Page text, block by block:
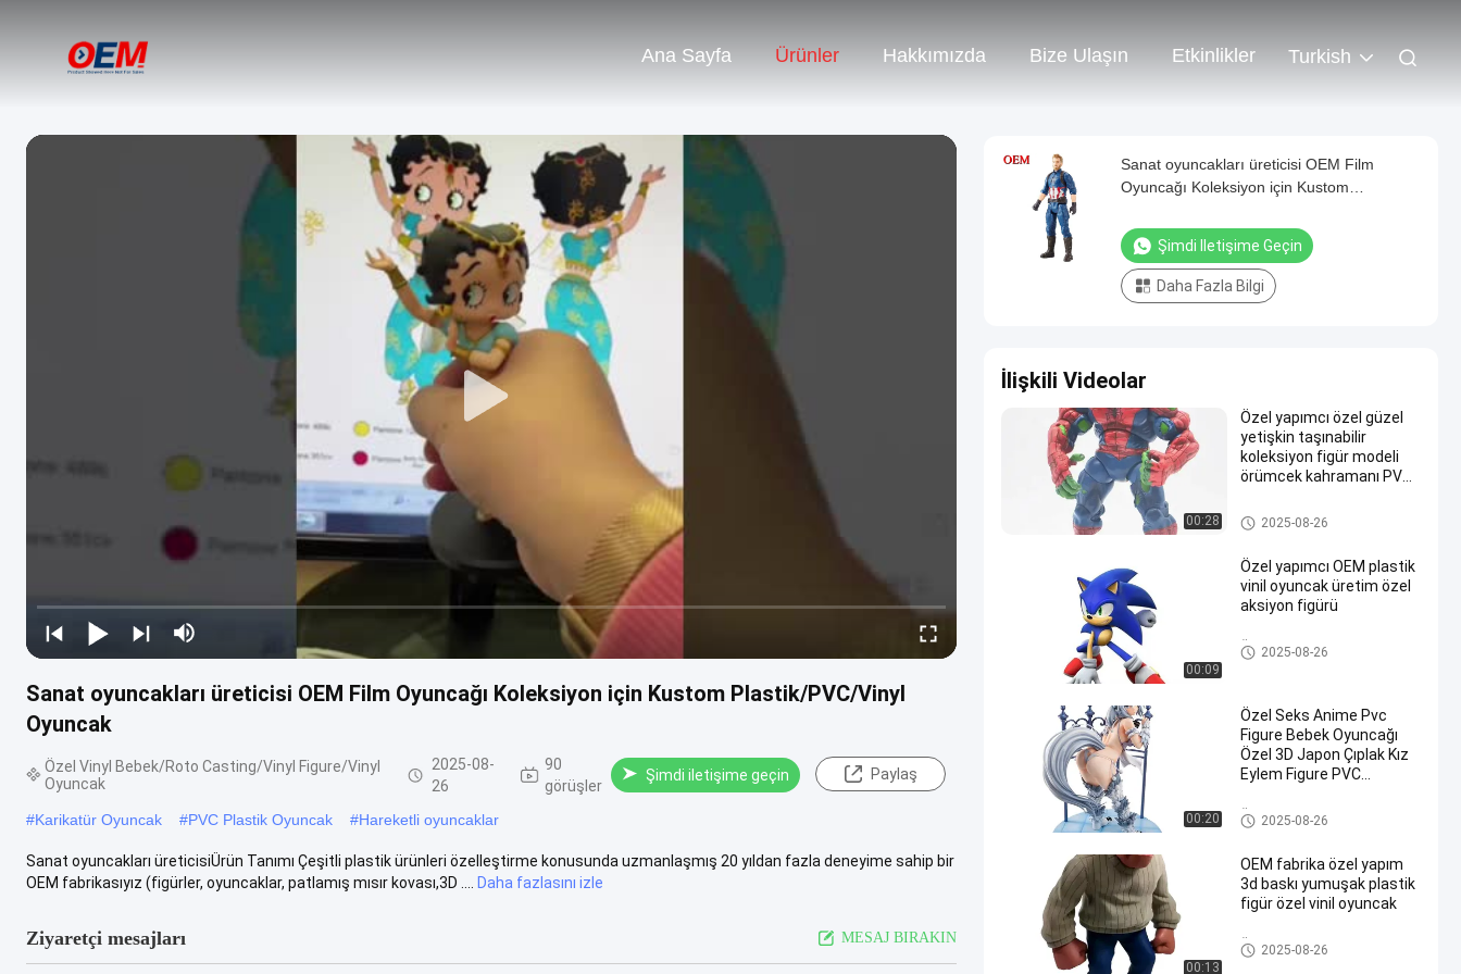
Ana Sayfa Ürünler Hakkımızda Bize Ulaşın Etkinlikler Turkish
Sanat oyuncakları üreticisi OEM Film Oyuncağı Koleksiyon için Kustom Plastik/PVC/Vinyl
Oyuncak
Özel Vinyl Bebek/Roto Casting/Vinyl Figure/Vinyl
Oyuncak
2025-08-
26
90
görüşler
Şimdi iletişime geçin Paylaş
#Karikatür Oyuncak #PVC Plastik Oyuncak #Hareketli oyuncaklar
Sanat oyuncakları üreticisiÜrün Tanımı Çeşitli plastik ürünleri özelleştirme konusunda uzmanlaşmış 20 yıldan fazla deneyime sahip bir
OEM fabrikasıyız (figürler, oyuncaklar, patlamış mısır kovası,3D ....
Daha fazlasını izle
Ziyaretçi mesajları MESAJ BIRAKIN
Sanat oyuncakları üreticisi OEM Film
Oyuncağı Koleksiyon için Kustom
Şimdi Iletişime Geçin
Daha Fazla Bilgi
İlişkili Videolar
00:28
Özel yapımcı özel güzel
yetişkin taşınabilir
koleksiyon figür modeli
örümcek kahramanı PVC
Plastik figür/figür/figür/figürle
r
2025-08-26
00:09
Özel yapımcı OEM plastik
vinil oyuncak üretim özel
aksiyon figürü
Özel Vinyl Bebek/Roto Castin
g/Vinyl Figure/Vinyl Oyuncak
2025-08-26
00:20
Özel Seks Anime Pvc
Figure Bebek Oyuncağı
Özel 3D Japon Çıplak Kız
Eylem Figure PVC
Özel Vinyl Bebek/Roto Castin
g/Vinyl Figure/Vinyl Oyuncak
2025-08-26
00:13
OEM fabrika özel yapım
3d baskı yumuşak plastik
figür özel vinil oyuncak
Özel Vinyl Bebek/Roto Castin
g/Vinyl Figure/Vinyl Oyuncak
2025-08-26